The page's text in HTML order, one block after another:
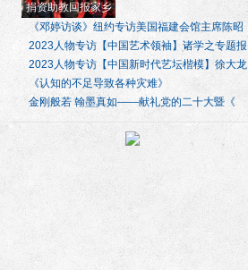
捐资助教回报家乡
《邓婷访谈》纽约专访美国福建会馆主席陈昭
2023人物专访【中国艺术领袖】诸学之专题报
2023人物专访【中国新时代艺坛楷模】徐大龙
《认知的不足导致各种灾难》
金刚般若 翰墨真如——献礼党的二十大暨《